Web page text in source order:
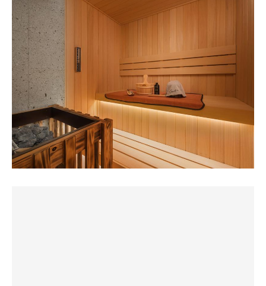
見た目はラブホ🏩
でもプライベートサウナに改修してるのでいやらしさは皆
無☝️
フロントで受付
ソロで90分利用で3200円
プライベートサウナにしては良心的な価格😆
支払いは現金かクレジットカード
ルームキーを受け取りお部屋へ
エレベーターを降りると冷凍庫があり、中にはバケツに氷
が入ってる
自由に使っていいらしい😏
そして浴室とトイレは別になっている。というか、個室サ
ウナで部屋にトイレがある所は初めて(まぁ、元はラブホ
だからあっても当然か)
エレベーター前にある氷を持ってきて、身体を清めた後水
張りをした後、用意した氷を入れて1セット目。
…と思ったのだが、とある不安がよぎり急いで浴室へ。
予感は的中。お湯のままだった。
途中から水へと切り替え再度サウナへ。
サウナは2、3人が一度に入っても狭くは感じない程の広さ
があり、セルフロウリュはもちろん可能。アロマオイルも
【サ室】
2人入っても余裕がある広さ。セルフロウリュ可のMISAス
トーブコンパクトなサ室のためロウリュの熱がダイレクト
に全身に伝わってくる。アロマオイルも備え付けてくれて
いたので自分の好みに濃度を調整してのセルフロウリュが
可能。木の桶にMISAのラドルも本格的。出来たての施設の
ため木の匂いが良く心地良い。そこにアロマオイルの香り
ととくさしけんごBGM…正直このクオリティのサ室とは！
【水風呂】
シャワーと共に浴室にある大きめのバスタブに水を溜めて
水風呂として使う形。水道水そのままのため夏場はかなり
ぬるめ、最初の計測は26度ほど。廊下に製氷機があり、バ
ケツ2杯までは氷を持って行っていいらしいのである程度